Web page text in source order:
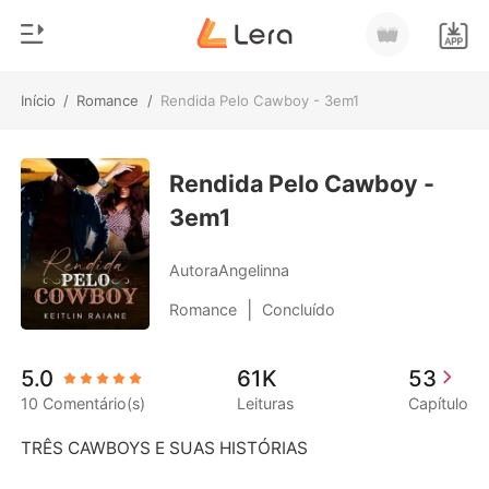
Início / Romance / Rendida Pelo Cawboy - 3em1
Loja
Histórico
Sair
Baixar App
Gênero
Moderno
Lobisomem
Contos
Bilionários
Ranking
Rendida Pelo Cawboy -
3em1
AutoraAngelinna
Romance Concluído
5.0
10 Comentário(s)
61K
Leituras
53
Capítulo
TRÊS CAWBOYS E SUAS HISTÓRIAS